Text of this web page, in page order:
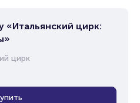
«Итальянский цирк:
цирк